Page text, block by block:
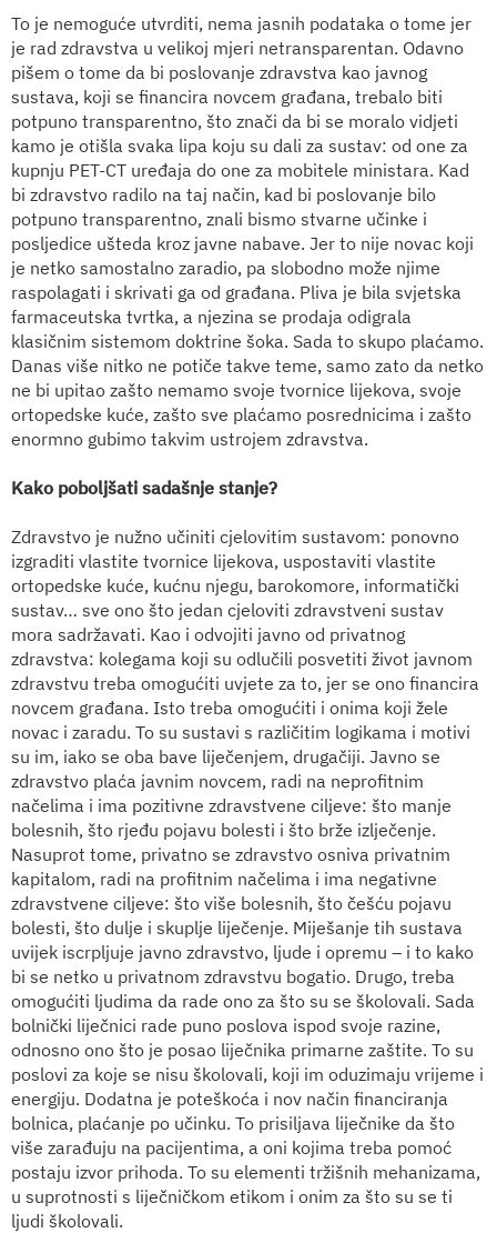
To je nemoguće utvrditi, nema jasnih podataka o tome jer
je rad zdravstva u velikoj mjeri netransparentan. Odavno
pišem o tome da bi poslovanje zdravstva kao javnog
sustava, koji se financira novcem građana, trebalo biti
potpuno transparentno, što znači da bi se moralo vidjeti
kamo je otišla svaka lipa koju su dali za sustav: od one za
kupnju PET-CT uređaja do one za mobitele ministara. Kad
bi zdravstvo radilo na taj način, kad bi poslovanje bilo
potpuno transparentno, znali bismo stvarne učinke i
posljedice ušteda kroz javne nabave. Jer to nije novac koji
je netko samostalno zaradio, pa slobodno može njime
raspolagati i skrivati ga od građana. Pliva je bila svjetska
farmaceutska tvrtka, a njezina se prodaja odigrala
klasičnim sistemom doktrine šoka. Sada to skupo plaćamo.
Danas više nitko ne potiče takve teme, samo zato da netko
ne bi upitao zašto nemamo svoje tvornice lijekova, svoje
ortopedske kuće, zašto sve plaćamo posrednicima i zašto
enormno gubimo takvim ustrojem zdravstva.
Kako poboljšati sadašnje stanje?
Zdravstvo je nužno učiniti cjelovitim sustavom: ponovno
izgraditi vlastite tvornice lijekova, uspostaviti vlastite
ortopedske kuće, kućnu njegu, barokomore, informatički
sustav… sve ono što jedan cjeloviti zdravstveni sustav
mora sadržavati. Kao i odvojiti javno od privatnog
zdravstva: kolegama koji su odlučili posvetiti život javnom
zdravstvu treba omogućiti uvjete za to, jer se ono financira
novcem građana. Isto treba omogućiti i onima koji žele
novac i zaradu. To su sustavi s različitim logikama i motivi
su im, iako se oba bave liječenjem, drugačiji. Javno se
zdravstvo plaća javnim novcem, radi na neprofitnim
načelima i ima pozitivne zdravstvene ciljeve: što manje
bolesnih, što rjeđu pojavu bolesti i što brže izlječenje.
Nasuprot tome, privatno se zdravstvo osniva privatnim
kapitalom, radi na profitnim načelima i ima negativne
zdravstvene ciljeve: što više bolesnih, što češću pojavu
bolesti, što dulje i skuplje liječenje. Miješanje tih sustava
uvijek iscrpljuje javno zdravstvo, ljude i opremu – i to kako
bi se netko u privatnom zdravstvu bogatio. Drugo, treba
omogućiti ljudima da rade ono za što su se školovali. Sada
bolnički liječnici rade puno poslova ispod svoje razine,
odnosno ono što je posao liječnika primarne zaštite. To su
poslovi za koje se nisu školovali, koji im oduzimaju vrijeme i
energiju. Dodatna je poteškoća i nov način financiranja
bolnica, plaćanje po učinku. To prisiljava liječnike da što
više zarađuju na pacijentima, a oni kojima treba pomoć
postaju izvor prihoda. To su elementi tržišnih mehanizama,
u suprotnosti s liječničkom etikom i onim za što su se ti
ljudi školovali.